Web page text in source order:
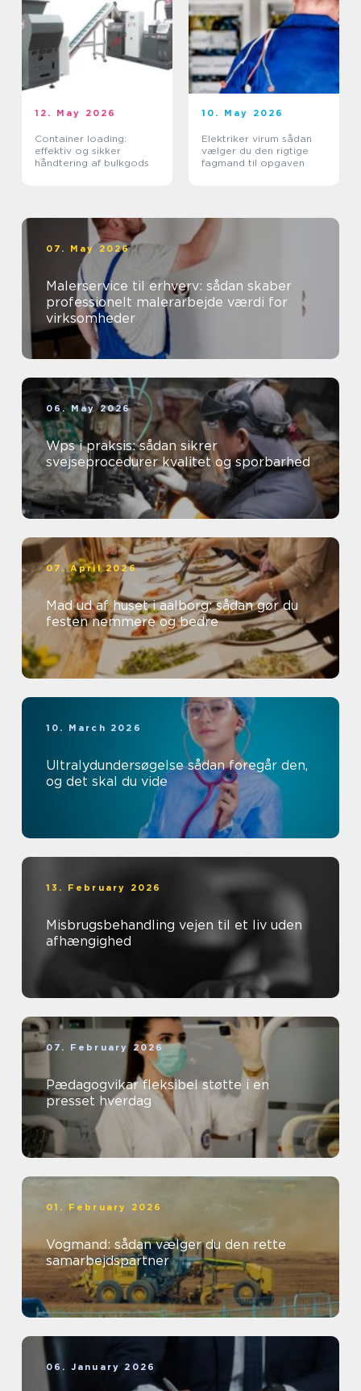
12. May 2026
Container loading:
effektiv og sikker
håndtering af bulkgods
10. May 2026
Elektriker virum sådan
vælger du den rigtige
fagmand til opgaven
07. May 2026
Malerservice til erhverv: sådan skaber
professionelt malerarbejde værdi for
virksomheder
06. May 2026
Wps i praksis: sådan sikrer
svejseprocedurer kvalitet og sporbarhed
07. April 2026
Mad ud af huset i aalborg: sådan gør du
festen nemmere og bedre
10. March 2026
Ultralydundersøgelse sådan foregår den,
og det skal du vide
13. February 2026
Misbrugsbehandling vejen til et liv uden
afhængighed
07. February 2026
Pædagogvikar fleksibel støtte i en
presset hverdag
01. February 2026
Vogmand: sådan vælger du den rette
samarbejdspartner
06. January 2026